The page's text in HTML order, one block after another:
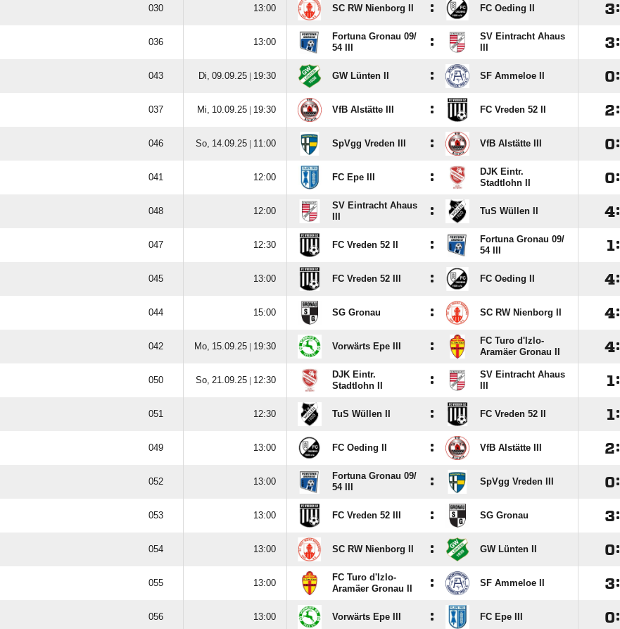
  SC RW Nienborg II : FC Oeding II :
 
Fortuna Gronau 09/​
54 III
:
SV Eintracht Ahaus
:
   |  GW Lünten II : SF Ammeloe II :
   |  VfB Alstätte III : FC Vreden 52 II :
   |  SpVgg Vreden III : VfB Alstätte III :
  FC Epe III :
DJK Eintr.
Stadtlohn II
:
 
SV Eintracht Ahaus
: TuS Wüllen II :
  FC Vreden 52 II :
Fortuna Gronau 09/​
54 III
:
  FC Vreden 52 III : FC Oeding II :
  SG Gronau : SC RW Nienborg II :
   |  Vorwärts Epe III :
FC Turo d'Izlo-
Aramäer Gronau II
:
   | 
DJK Eintr.
Stadtlohn II
:
SV Eintracht Ahaus
:
  TuS Wüllen II : FC Vreden 52 II :
  FC Oeding II : VfB Alstätte III :
 
Fortuna Gronau 09/​
54 III
: SpVgg Vreden III :
  FC Vreden 52 III : SG Gronau :
  SC RW Nienborg II : GW Lünten II :
 
FC Turo d'Izlo-
Aramäer Gronau II
: SF Ammeloe II :
  Vorwärts Epe III : FC Epe III :